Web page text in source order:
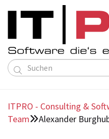
TMS & FMS
Dienstleistungs ERP
Karriere
Karriere
Über uns
Deutsch
Kontakt

ITPRO - Consulting &
TeamAlexander